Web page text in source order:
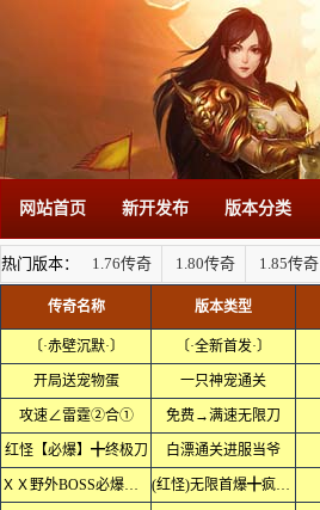
网站首页 新开发布 版本分类
热门版本： 1.76传奇 1.80传奇 1.85传奇
传奇名称 版本类型
〔·赤壁沉默·〕 〔·全新首发·〕
开局送宠物蛋 一只神宠通关
攻速∠雷霆②合① 免费→满速无限刀
红怪【必爆】╋终极刀 白漂通关进服当爷
ＸＸ野外BOSS必爆终极ＸＸ (红怪)无限首爆╋疯狂专属